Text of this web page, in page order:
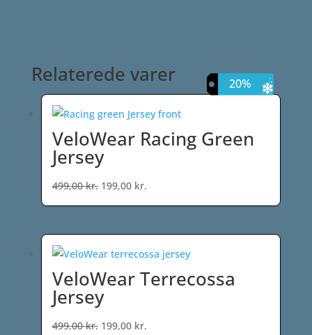
Relaterede varer 60%
VeloWear Racing Green
Jersey
499,00kr. Den
oprindelige
499,00 kr..
199,00 kr.Den
aktuelle
199,00 kr..
60%
VeloWear Terrecossa
Jersey
499,00kr. Den
199,00 kr.Den
60%
20%